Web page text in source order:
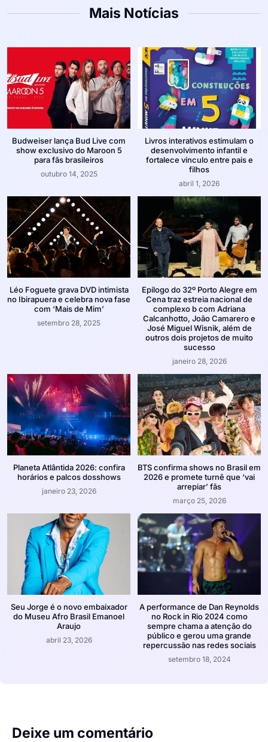
Mais Notícias
Budweiser lança Bud Live com
show exclusivo do Maroon 5
para fãs brasileiros
outubro 14, 2025
Livros interativos estimulam o
desenvolvimento infantil e
fortalece vínculo entre pais e
filhos
abril 1, 2026
Léo Foguete grava DVD intimista
no Ibirapuera e celebra nova fase
com ‘Mais de Mim’
setembro 28, 2025
Epílogo do 32º Porto Alegre em
Cena traz estreia nacional de
complexo b com Adriana
Calcanhotto, João Camarero e
José Miguel Wisnik, além de
outros dois projetos de muito
sucesso
janeiro 28, 2026
Planeta Atlântida 2026: confira
horários e palcos dosshows
janeiro 23, 2026
BTS confirma shows no Brasil em
2026 e promete turnê que ‘vai
arrepiar’ fãs
março 25, 2026
Seu Jorge é o novo embaixador
do Museu Afro Brasil Emanoel
Araujo
abril 23, 2026
A performance de Dan Reynolds
no Rock in Rio 2024 como
sempre chama a atenção do
público e gerou uma grande
repercussão nas redes sociais
setembro 18, 2024
Deixe um comentário